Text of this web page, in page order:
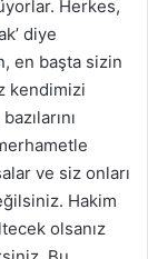
Herkes,
diye
en başta sizin
kendimizi
ve siz onları
Hakim
olsanız